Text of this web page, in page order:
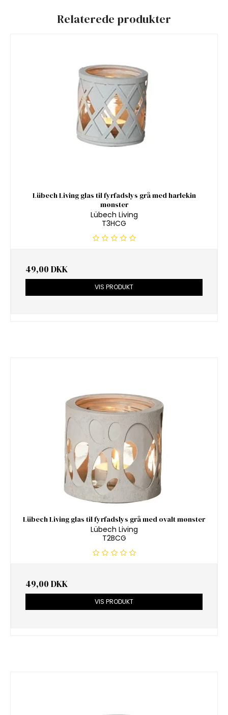
Relaterede produkter
Lübech Living glas til fyrfadslys grå med harlekin
mønster
Lübech Living
T3HCG
49,00 DKK
VIS PRODUKT
Lübech Living glas til fyrfadslys grå med ovalt mønster
Lübech Living
T2BCG
49,00 DKK
VIS PRODUKT